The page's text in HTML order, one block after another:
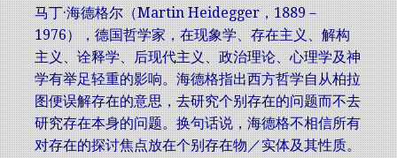
马丁·海德格尔（Martin Heidegger，1889－
1976），德国哲学家，在现象学、存在主义、解构
主义、诠释学、后现代主义、政治理论、心理学及神
学有举足轻重的影响。海德格指出西方哲学自从柏拉
图便误解存在的意思，去研究个别存在的问题而不去
研究存在本身的问题。换句话说，海德格不相信所有
对存在的探讨焦点放在个别存在物／实体及其性质。